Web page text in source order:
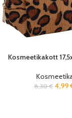
Kosmeetikakott
8,30€ 4,99